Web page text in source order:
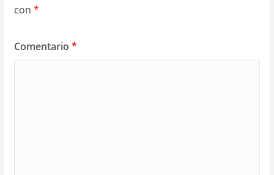
con *
Comentario *